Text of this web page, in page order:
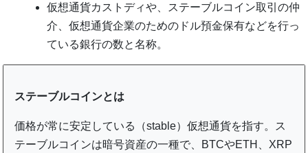
仮想通貨カストディや、ステーブルコイン取引の仲
介、仮想通貨企業のためのドル預金保有などを行っ
ている銀行の数と名称。
ステーブルコインとは
価格が常に安定している（stable）仮想通貨を指す。ス
テーブルコインは暗号資産の一種で、BTCやETH、XRP